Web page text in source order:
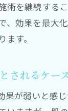
術を継続する
、効果を最大
す。
されるケー
果が弱いと感